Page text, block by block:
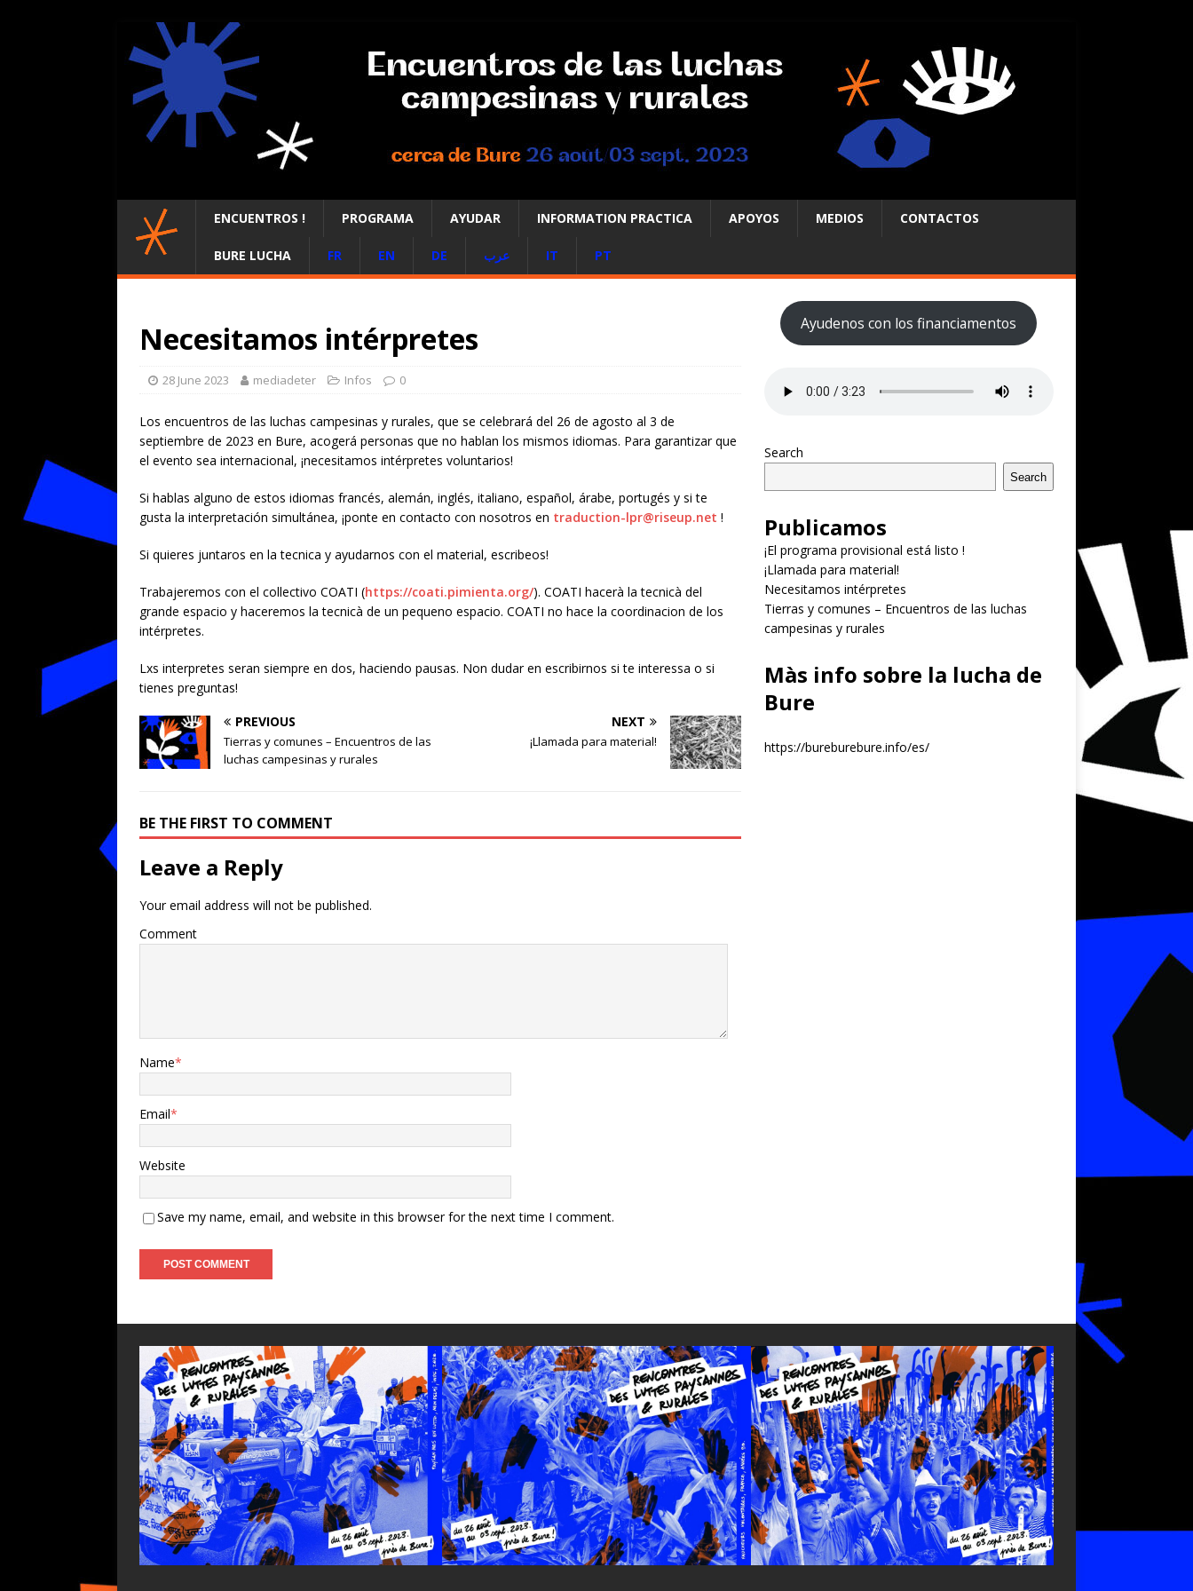
ENCUENTROS ! PROGRAMA AYUDAR INFORMATION PRACTICA APOYOS MEDIOS CONTACTOS
BURE LUCHA FR EN DE عرب IT PT
Necesitamos intérpretes
28 June 2023 mediadeter Infos 0
Los encuentros de las luchas campesinas y rurales, que se celebrará del 26 de agosto al 3 de
septiembre de 2023 en Bure, acogerá personas que no hablan los mismos idiomas. Para garantizar que
el evento sea internacional, ¡necesitamos intérpretes voluntarios!
Si hablas alguno de estos idiomas francés, alemán, inglés, italiano, español, árabe, portugés y si te
gusta la interpretación simultánea, ¡ponte en contacto con nosotros en traduction-lpr@riseup.net !
Si quieres juntaros en la tecnica y ayudarnos con el material, escribeos!
Trabajeremos con el collectivo COATI (https://coati.pimienta.org/). COATI hacerà la tecnicà del
grande espacio y haceremos la tecnicà de un pequeno espacio. COATI no hace la coordinacion de los
intérpretes.
Lxs interpretes seran siempre en dos, haciendo pausas. Non dudar en escribirnos si te interessa o si
tienes preguntas!
PREVIOUS
Tierras y comunes – Encuentros de las
luchas campesinas y rurales
NEXT
¡Llamada para material!
BE THE FIRST TO COMMENT
Leave a Reply
Your email address will not be published.
Comment
Name*
Email*
Website
Save my name, email, and website in this browser for the next time I comment.
Ayudenos con los financiamentos
Search
Search
Publicamos
¡El programa provisional está listo !
¡Llamada para material!
Necesitamos intérpretes
Tierras y comunes – Encuentros de las luchas
campesinas y rurales
Màs info sobre la lucha de
Bure
https://bureburebure.info/es/